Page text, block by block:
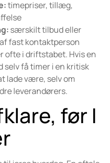
timepriser, tillæg,
særskilt tilbud eller
fast kontaktperson
ofte i driftstabet. Hvis en
selv få timer i en kritisk
lade være, selv om
leverandørers.
før I